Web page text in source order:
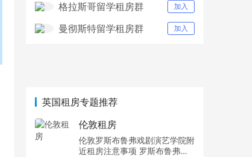
格拉斯哥留学租房群 加入
曼彻斯特留学租房群 加入
英国租房专题推荐
伦敦租房
伦敦罗斯布鲁弗戏剧演艺学院附
近租房注意事项 罗斯布鲁弗戏